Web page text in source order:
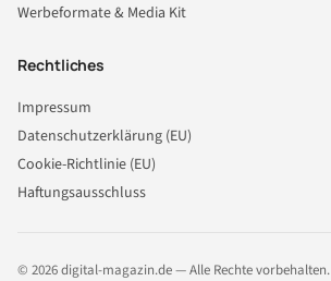
Werbeformate & Media Kit
Rechtliches
Impressum
Datenschutzerklärung (EU)
Cookie-Richtlinie (EU)
Haftungsausschluss
© 2026 digital-magazin.de — Alle Rechte vorbehalten.